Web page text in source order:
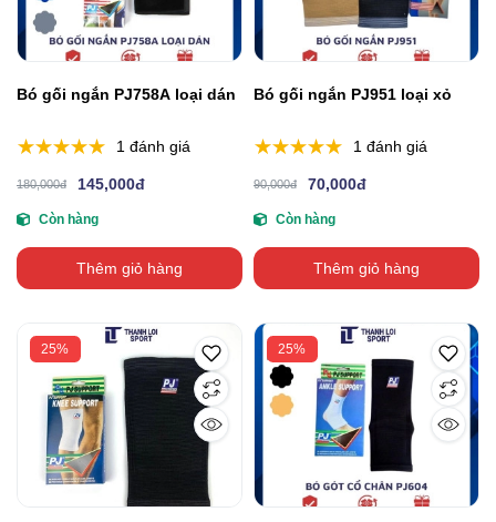
Bó gối ngắn PJ758A loại dán
1 đánh giá
180,000đ 145,000đ
Còn hàng
Thêm giỏ hàng
Bó gối ngắn PJ951 loại xỏ
1 đánh giá
90,000đ 70,000đ
Còn hàng
Thêm giỏ hàng
25% 25%